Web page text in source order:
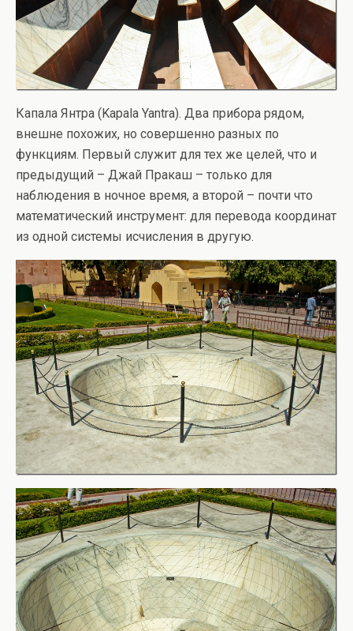
Капала Янтра (Kapala Yantra). Два прибора рядом,
внешне похожих, но совершенно разных по
функциям. Первый служит для тех же целей, что и
предыдущий – Джай Пракаш – только для
наблюдения в ночное время, а второй – почти что
математический инструмент: для перевода координат
из одной системы исчисления в другую.